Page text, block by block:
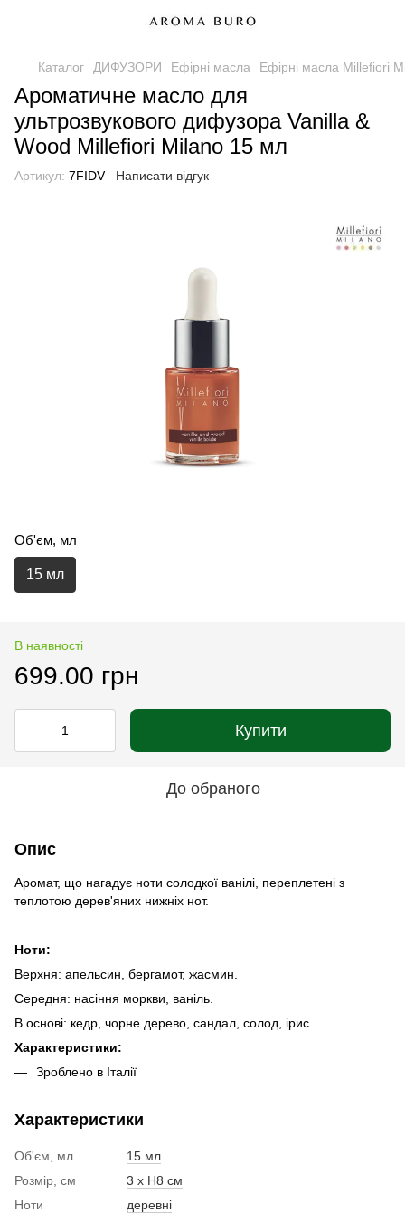
Каталог ДИФУЗОРИ Ефірні масла Ефірні масла Millefiori
Ароматичне масло для
ультрозвукового дифузора Vanilla &
Wood Millefiori Milano 15 мл
Артикул: 7FIDV Написати відгук
Об'єм, мл
15 мл
В наявності
699.00 грн
Купити
До обраного
Опис
Аромат, що нагадує ноти солодкої ванілі, переплетені з
теплотою дерев'яних нижніх нот.
Ноти:
Верхня: апельсин, бергамот, жасмин.
Середня: насіння моркви, ваніль.
В основі: кедр, чорне дерево, сандал, солод, ірис.
Характеристики:
Зроблено в Італії
Характеристики
Об'єм, мл
15 мл
Розмір, см
3 х H8 см
Ноти
деревні